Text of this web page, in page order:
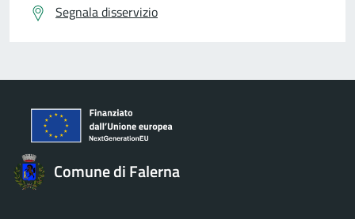
Segnala disservizio
Comune di Falerna